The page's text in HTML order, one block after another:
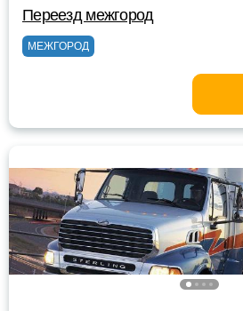
Переезд межгород
МЕЖГОРОД